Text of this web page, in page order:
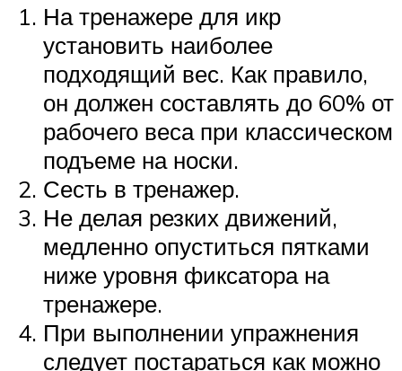
На тренажере для икр
установить наиболее
подходящий вес. Как правило,
он должен составлять до 60% от
рабочего веса при классическом
подъеме на носки.
Сесть в тренажер.
Не делая резких движений,
медленно опуститься пятками
ниже уровня фиксатора на
тренажере.
При выполнении упражнения
следует постараться как можно